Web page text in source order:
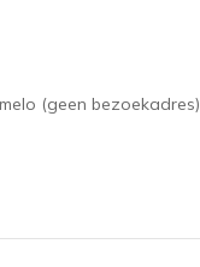
(geen bezoekadres)